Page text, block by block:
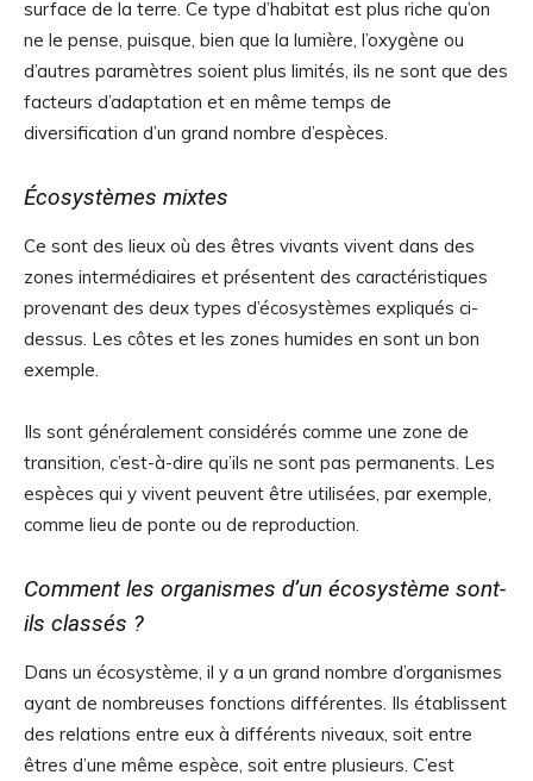
surface de la terre. Ce type d’habitat est plus riche qu’on
ne le pense, puisque, bien que la lumière, l’oxygène ou
d’autres paramètres soient plus limités, ils ne sont que des
facteurs d’adaptation et en même temps de
diversification d’un grand nombre d’espèces.
Écosystèmes mixtes
Ce sont des lieux où des êtres vivants vivent dans des
zones intermédiaires et présentent des caractéristiques
provenant des deux types d’écosystèmes expliqués ci-
dessus. Les côtes et les zones humides en sont un bon
exemple.
Ils sont généralement considérés comme une zone de
transition, c’est-à-dire qu’ils ne sont pas permanents. Les
espèces qui y vivent peuvent être utilisées, par exemple,
comme lieu de ponte ou de reproduction.
Comment les organismes d’un écosystème sont-
ils classés ?
Dans un écosystème, il y a un grand nombre d’organismes
ayant de nombreuses fonctions différentes. Ils établissent
des relations entre eux à différents niveaux, soit entre
êtres d’une même espèce, soit entre plusieurs. C’est